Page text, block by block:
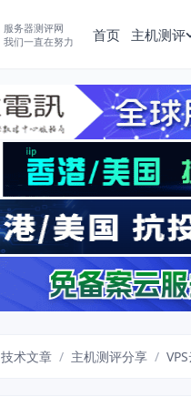
服务器测评网
我们一直在努力
首页 主机测评
技术文章 / 主机测评分享 /